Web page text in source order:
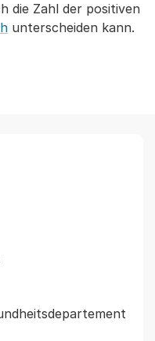
die Zahl der positiven
unterscheiden kann.